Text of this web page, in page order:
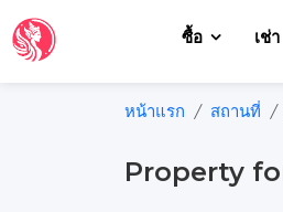
ซื้อ เช่า
หน้าแรก สถานที่
Property